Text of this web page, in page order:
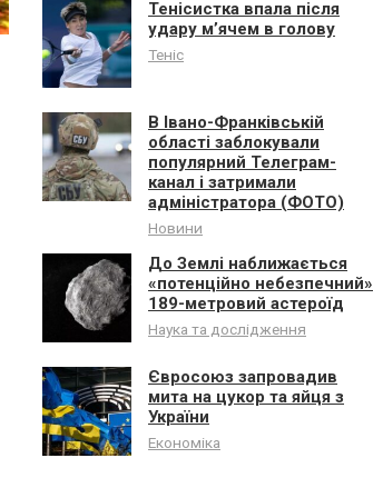
Тенісистка впала після
удару м’ячем в голову
Теніс
В Івано-Франківській
області заблокували
популярний Телеграм-
канал і затримали
адміністратора (ФОТО)
Новини
До Землі наближається
«потенційно небезпечний»
189-метровий астероїд
Наука та дослідження
Євросоюз запровадив
мита на цукор та яйця з
України
Економіка